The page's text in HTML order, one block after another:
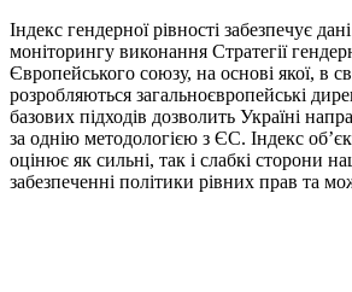
Індекс гендерної рівності забезпечує
моніторингу виконання Стратегії
Європейського союзу, на основі якої, в
розробляються загальноєвропейські
базових підходів дозволить Україні
за однію методологією з ЄС. Індекс
оцінює як сильні, так і слабкі сторони
забезпеченні політики рівних прав та